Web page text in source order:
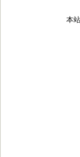
泰州市多妮士机械
东莞市幸运（广印
本